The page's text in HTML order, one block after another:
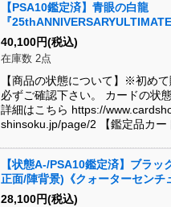
【PSA10鑑定済】青眼の白龍
『
《シークレット》
40,100円(税込)
在庫数 2点
【商品の状態について】※初め
必ずご確認下さい。 カードの状
詳細はこちら https://
shinsoku.jp/page/2 【鑑定品カ
【状態A-/PSA10鑑定済】ブラッ
正面/陣背景)《クォーターセンチ
ット》{QCAC-JP018}
28,100円(税込)